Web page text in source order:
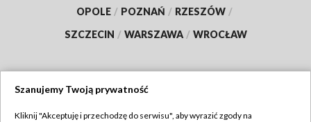
OPOLE / POZNAŃ / RZESZÓW /
SZCZECIN / WARSZAWA / WROCŁAW
Szanujemy Twoją prywatność
Kliknij "Akceptuję i przechodzę do serwisu", aby wyrazić zgody na